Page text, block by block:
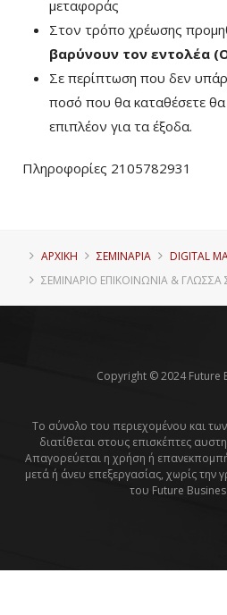
μεταφοράς
Στον τρόπο χρέωσης
βαρύνουν τον εντολέα
Σε περίπτωση που δεν
ποσό που θα καταθέσετε
επιπλέον για τα έξοδα.
Πληροφορίες 2105782931
ΑΡΧΙΚΗ ΣΕΜΙΝΑΡΙΑ
DIGITAL
ΣΕΜΙΝΆΡΙΟ ΕΠΙΚΟΙΝΩΝΊΑ &
Copyright © 2024 Future
Το σύνολο του περιεχομένου και
διατίθεται στους επισκέπτες
Απαγορεύεται η χρήση ή
μετά ή άνευ επεξεργασίας, χωρίς την
του Future